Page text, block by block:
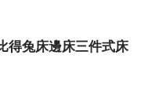
得兔床邊床三件式床